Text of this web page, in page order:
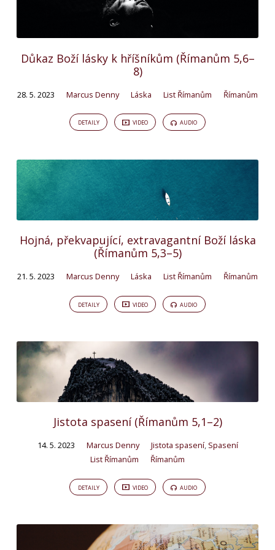
Důkaz Boží lásky k hříšníkům (Římanům 5,6–
8)
28. 5. 2023 Marcus Denny Láska List Římanům Římanům
DETAILY VIDEO AUDIO
Hojná, překvapující, extravagantní Boží láska
(Římanům 5,3–5)
21. 5. 2023 Marcus Denny Láska List Římanům Římanům
DETAILY VIDEO AUDIO
Jistota spasení (Římanům 5,1–2)
14. 5. 2023 Marcus Denny Jistota spasení, Spasení
List Římanům
Římanům
DETAILY VIDEO AUDIO